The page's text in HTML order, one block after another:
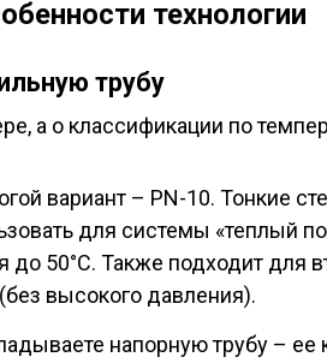
технологии
трубу
а о классификации по
вариант – PN-10. Тонкие
для системы «теплый
до 50°С. Также подходит для
высокого давления).
напорную трубу – ее